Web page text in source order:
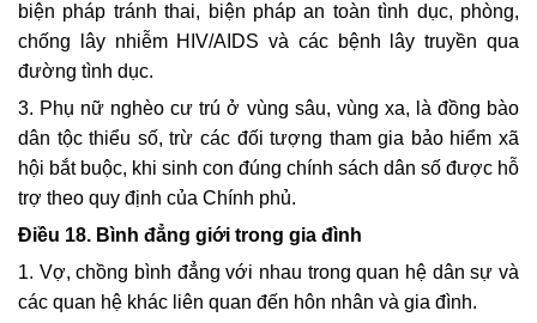
biện pháp tránh thai, biện pháp an toàn tình dục, phòng,
chống lây nhiễm HIV/AIDS và các bệnh lây truyền qua
đường tình dục.
3. Phụ nữ nghèo cư trú ở vùng sâu, vùng xa, là đồng bào
dân tộc thiểu số, trừ các đối tượng tham gia bảo hiểm xã
hội bắt buộc, khi sinh con đúng chính sách dân số được hỗ
trợ theo quy định của Chính phủ.
Điều 18. Bình đẳng giới trong gia đình
1. Vợ, chồng bình đẳng với nhau trong quan hệ dân sự và
các quan hệ khác liên quan đến hôn nhân và gia đình.